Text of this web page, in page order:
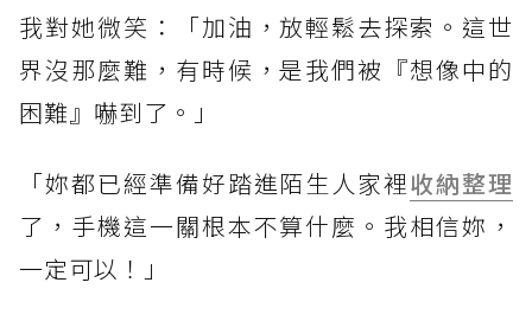
我對她微笑：「加油，放輕鬆去探索。這世
界沒那麼難，有時候，是我們被『想像中的
困難』嚇到了。」
「妳都已經準備好踏進陌生人家裡收納整理
了，手機這一關根本不算什麼。我相信妳，
一定可以！」